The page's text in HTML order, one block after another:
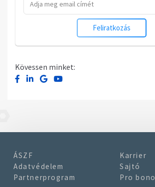
Feliratkozás
Kövessen minket:
ÁSZF
Adatvédelem
Partnerprogram
Karrier
Sajtó
Pro bono